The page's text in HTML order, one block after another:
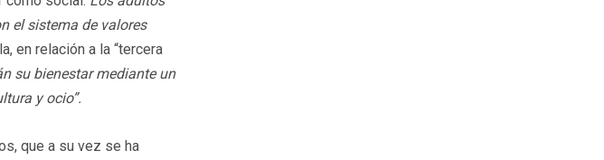
el sistema de valores
en relación a la “tercera
su bienestar mediante un
y ocio”.
que a su vez se ha